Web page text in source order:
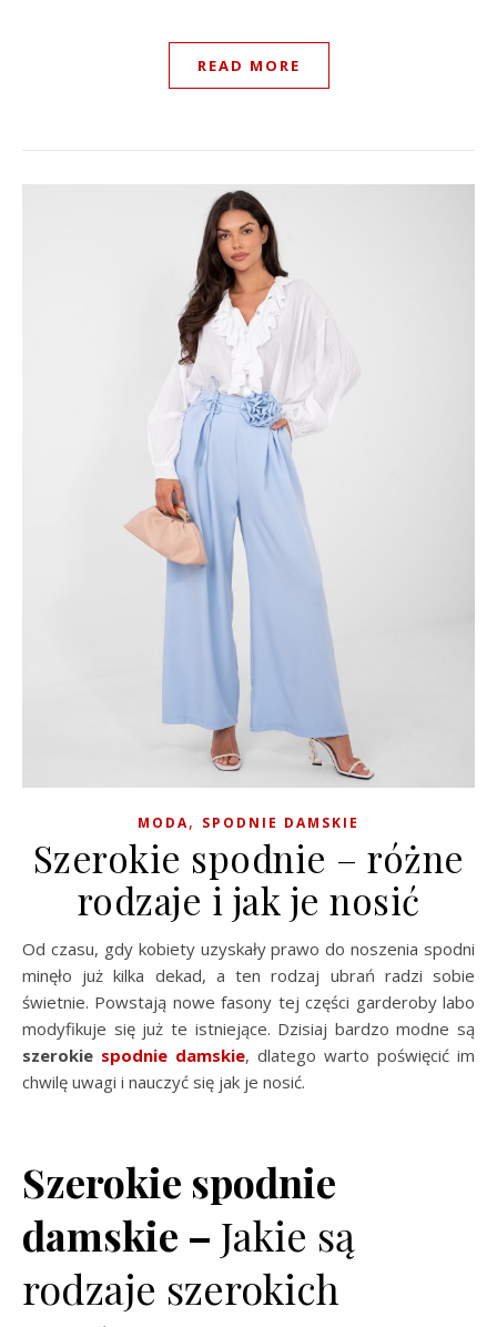
READ MORE
MODA, SPODNIE DAMSKIE
Szerokie spodnie – różne
rodzaje i jak je nosić
Od czasu, gdy kobiety uzyskały prawo do noszenia spodni
minęło już kilka dekad, a ten rodzaj ubrań radzi sobie
świetnie. Powstają nowe fasony tej części garderoby labo
modyfikuje się już te istniejące. Dzisiaj bardzo modne są
szerokie spodnie damskie, dlatego warto poświęcić im
chwilę uwagi i nauczyć się jak je nosić.
Szerokie spodnie
damskie – Jakie są
rodzaje szerokich